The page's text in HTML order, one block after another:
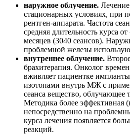
наружное облучение.
стационарных условиях, при
рентген-аппарата. Частота
средняя длительность курса
месяцев (3040 сеансов).
проблемной железы
внутреннее облучение.
брахитерапия. Онколог
вживляет пациентке
изотопами внутрь МЖ с
сеанса вещество, облучающее
Методика более эффективная
непосредственно на
курса лечения появляется
реакций.